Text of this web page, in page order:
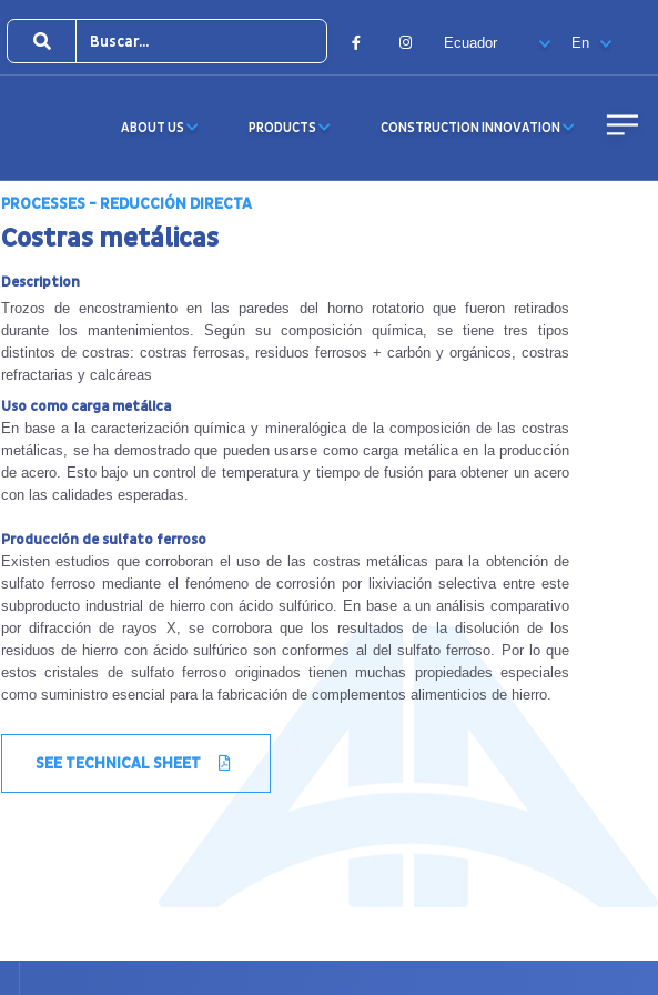
FacebookInstagram
ABOUT US PRODUCTS CONSTRUCTION INNOVATION
PROCESSES - REDUCCIÓN DIRECTA
Costras metálicas
Description
Trozos de encostramiento en las paredes del horno rotatorio que fueron retirados
durante los mantenimientos. Según su composición química, se tiene tres tipos
distintos de costras: costras ferrosas, residuos ferrosos + carbón y orgánicos, costras
refractarias y calcáreas
Uso como carga metálica
En base a la caracterización química y mineralógica de la composición de las costras
metálicas, se ha demostrado que pueden usarse como carga metálica en la producción
de acero. Esto bajo un control de temperatura y tiempo de fusión para obtener un acero
con las calidades esperadas.
Producción de sulfato ferroso
Existen estudios que corroboran el uso de las costras metálicas para la obtención de
sulfato ferroso mediante el fenómeno de corrosión por lixiviación selectiva entre este
subproducto industrial de hierro con ácido sulfúrico. En base a un análisis comparativo
por difracción de rayos X, se corrobora que los resultados de la disolución de los
residuos de hierro con ácido sulfúrico son conformes al del sulfato ferroso. Por lo que
estos cristales de sulfato ferroso originados tienen muchas propiedades especiales
como suministro esencial para la fabricación de complementos alimenticios de hierro.
SEE TECHNICAL SHEET